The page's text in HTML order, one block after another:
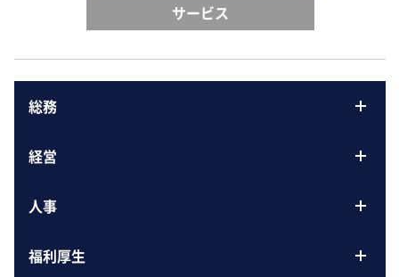
サービス
総務
経営
人事
福利厚生